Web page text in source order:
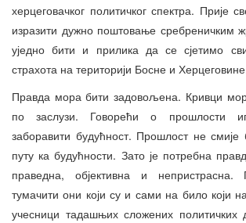
херцеговачког политичког спектра. Прије
изразити дужно поштовање сребреничким
уједно бити и прилика да се сјетимо
страхота на територији Босне и
Правда мора бити задовољена. Кривци
по заслузи. Говорећи о прошлости
заборавити будућност. Прошлост не
путу ка будућности. Зато је потребна
праведна, објективна и
тумачити они који су и сами на било који
учесници тадашњих сложених